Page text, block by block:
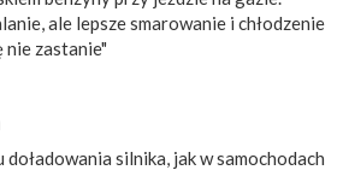
ale lepsze smarowanie i chłodzenie
zastanie"
silnika, jak w samochodach